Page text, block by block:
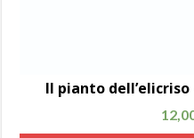
Il pianto